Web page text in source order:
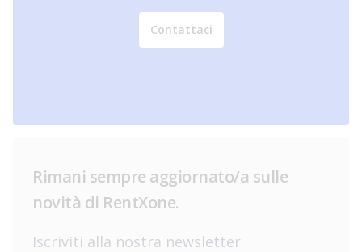
Contattaci
Rimani sempre aggiornato/a sulle
novità di RentXone.
Iscriviti alla nostra newsletter.